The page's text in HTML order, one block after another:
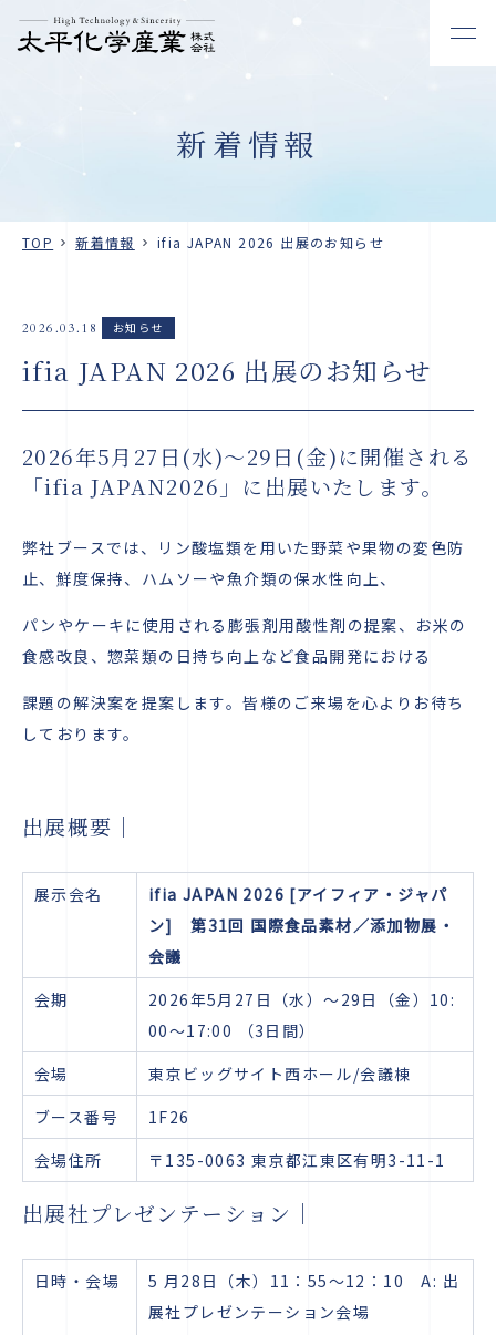
新着情報
TOP 新着情報 ifia JAPAN 2026 出展のお知らせ
2026.03.18 お知らせ
ifia JAPAN 2026 出展のお知らせ
2026年5月27日(水)～29日(金)に開催される
「ifia JAPAN2026」に出展いたします。
弊社ブースでは、リン酸塩類を用いた野菜や果物の変色防
止、鮮度保持、ハムソーや魚介類の保水性向上、
パンやケーキに使用される膨張剤用酸性剤の提案、お米の
食感改良、惣菜類の日持ち向上など食品開発における
課題の解決案を提案します。皆様のご来場を心よりお待ち
しております。
出展概要｜
展示会名
ifia JAPAN 2026 [アイフィア・ジャパ
ン] 第31回 国際食品素材／添加物展・
会議
会期
2026年5月27日（水）～29日（金）10:
00～17:00 （3日間）
会場
東京ビッグサイト西ホール/会議棟
ブース番号
1F26
会場住所
〒135-0063 東京都江東区有明3-11-1
出展社プレゼンテーション｜
日時・会場
5 月28日（木）11：55～12：10 A: 出
展社プレゼンテーション会場